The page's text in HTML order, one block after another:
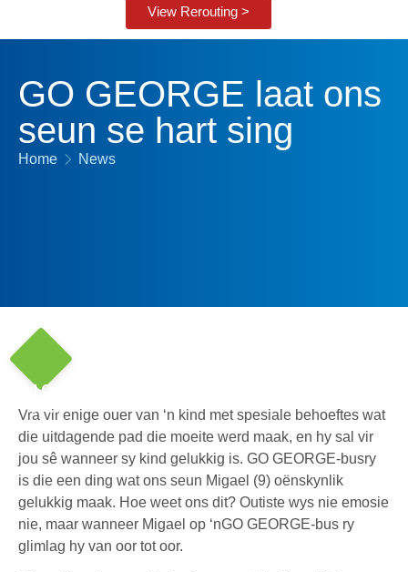
View Rerouting >
GO GEORGE laat ons
seun se hart sing
Home News
19
Nov '15
Vra vir enige ouer van ‘n kind met spesiale behoeftes wat
die uitdagende pad die moeite werd maak, en hy sal vir
jou sê wanneer sy kind gelukkig is. GO GEORGE-busry
is die een ding wat ons seun Migael (9) oënskynlik
gelukkig maak. Hoe weet ons dit? Outiste wys nie emosie
nie, maar wanneer Migael op ‘nGO GEORGE-bus ry
glimlag hy van oor tot oor.